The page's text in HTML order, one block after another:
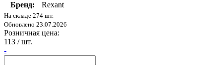
Бренд:
Rexant
На складе 274 шт.
Обновлено 23.07.2026
Розничная цена:
113 / шт.
-